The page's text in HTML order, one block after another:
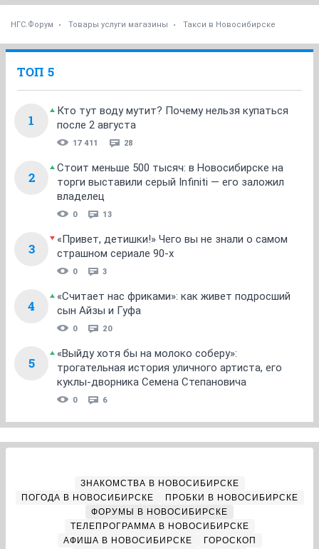
НГС.Форум Товары услуги магазины Такси в Новосибирске
ТОП 5
1
Кто тут воду мутит? Почему нельзя купаться
после 2 августа
17 411 28
2
Стоит меньше 500 тысяч: в Новосибирске на
торги выставили серый Infiniti — его заложил
владелец
0 13
3
«Привет, детишки!» Чего вы не знали о самом
страшном сериале 90-х
0 3
4
«Считает нас фриками»: как живет подросший
сын Айзы и Гуфа
0 20
5
«Выйду хотя бы на молоко соберу»:
трогательная история уличного артиста, его
куклы-дворника Семена Степановича
0 6
ЗНАКОМСТВА В НОВОСИБИРСКЕ
ПОГОДА В НОВОСИБИРСКЕ
ПРОБКИ В НОВОСИБИРСКЕ
ФОРУМЫ В НОВОСИБИРСКЕ
ТЕЛЕПРОГРАММА В НОВОСИБИРСКЕ
АФИША В НОВОСИБИРСКЕ
ГОРОСКОП